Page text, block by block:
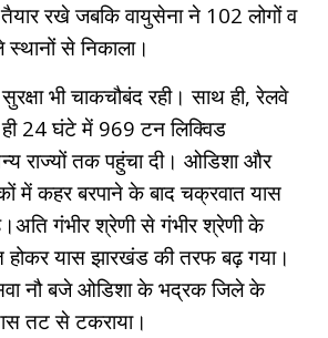
रखे जबकि वायुसेना ने 102 लोगों व
से निकाला।
भी चाकचौबंद रही। साथ ही, रेलवे
24 घंटे में 969 टन लिक्विड
राज्यों तक पहुंचा दी।ओडिशा और
में कहर बरपाने के बाद चक्रवात यास
गंभीर श्रेणी से गंभीर श्रेणी के
होकर यास झारखंड की तरफ बढ़ गया।
नौ बजे ओडिशा के भद्रक जिले के
तट से टकराया।